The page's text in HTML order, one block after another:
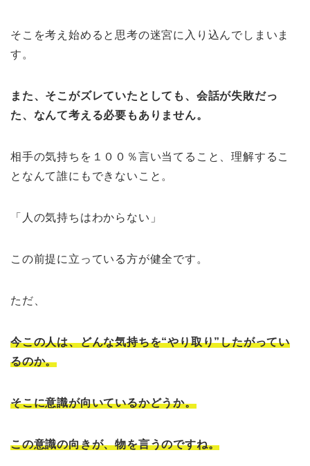
そこを考え始めると思考の迷宮に入り込んでしまいま
す。
また、そこがズレていたとしても、会話が失敗だっ
た、なんて考える必要もありません。
相手の気持ちを１００％言い当てること、理解するこ
となんて誰にもできないこと。
「人の気持ちはわからない」
この前提に立っている方が健全です。
ただ、
今この人は、どんな気持ちを“やり取り”したがってい
るのか。
そこに意識が向いているかどうか。
この意識の向きが、物を言うのですね。